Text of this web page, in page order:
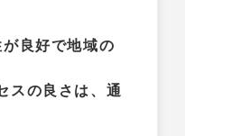
良好で地域の
スの良さは、通